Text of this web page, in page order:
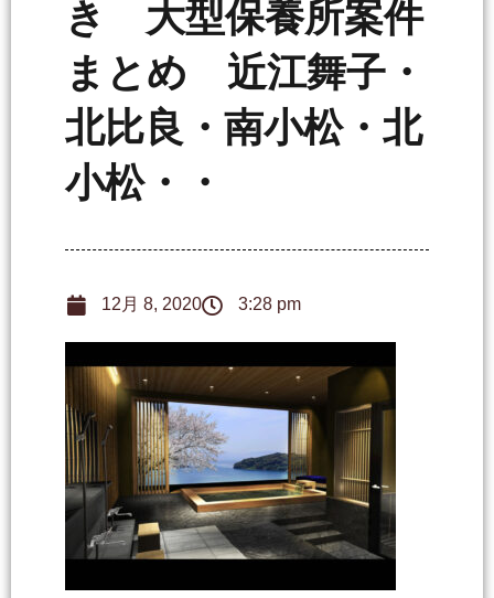
き 大型保養所案件
まとめ 近江舞子・
北比良・南小松・北
小松・・
12月 8, 2020 3:28 pm